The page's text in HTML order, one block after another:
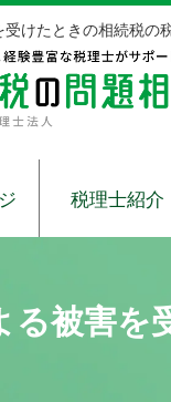
受けたときの相続税の
税理士紹介
る被害を